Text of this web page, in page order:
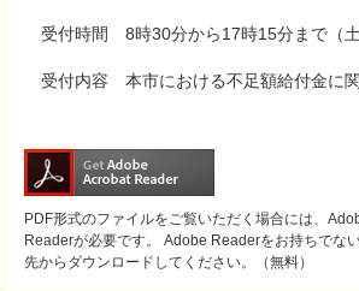
受付時間 8時30分から17時15分まで（土
受付内容 本市における不足額給付金に
PDF形式のファイルをご覧いただく場合には、
Readerが必要です。
Adobe Readerをお持ちでな
先からダウンロードしてください。（無料）